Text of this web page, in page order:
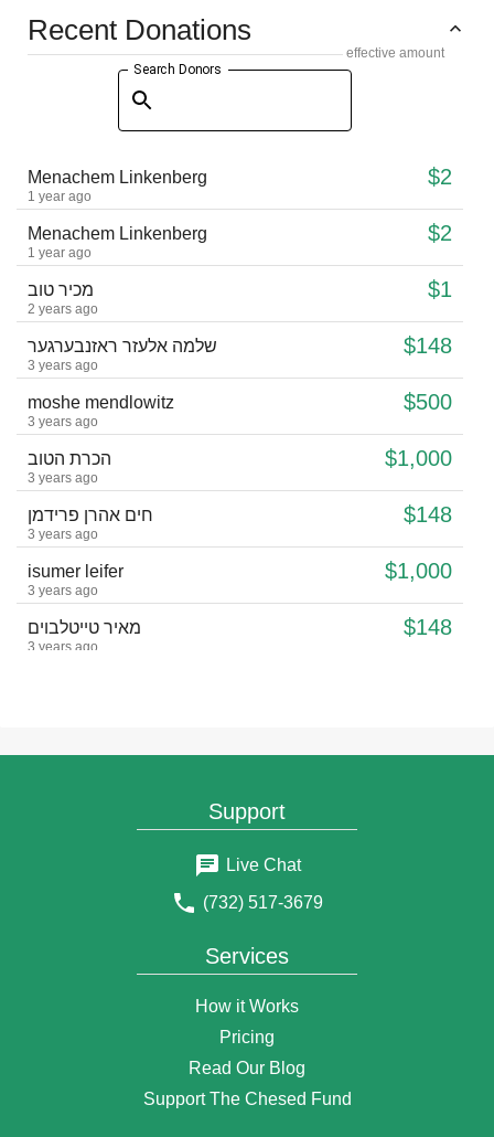
Recent Donations
effective amount
Search Donors
Menachem Linkenberg $2
1 year ago
Menachem Linkenberg $2
1 year ago
מכיר טוב $1
2 years ago
שלמה אלעזר ראזנבערגער $148
3 years ago
moshe mendlowitz $500
3 years ago
הכרת הטוב $1,000
3 years ago
חים אהרן פרידמן $148
3 years ago
isumer leifer $1,000
3 years ago
מאיר טייטלבוים $148
3 years ago
3 years ago
Services
How it Works
Pricing
Read Our Blog
Support The Chesed Fund
Support
Live Chat
(732) 517-3679